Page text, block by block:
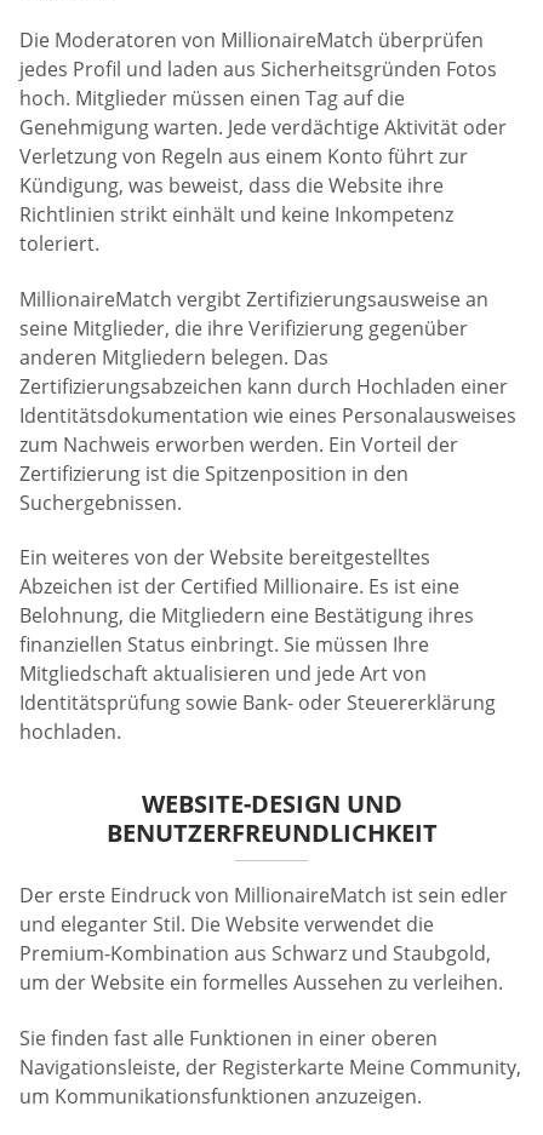
Die Moderatoren von MillionaireMatch überprüfen
jedes Profil und laden aus Sicherheitsgründen Fotos
hoch. Mitglieder müssen einen Tag auf die
Genehmigung warten. Jede verdächtige Aktivität oder
Verletzung von Regeln aus einem Konto führt zur
Kündigung, was beweist, dass die Website ihre
Richtlinien strikt einhält und keine Inkompetenz
toleriert.
MillionaireMatch vergibt Zertifizierungsausweise an
seine Mitglieder, die ihre Verifizierung gegenüber
anderen Mitgliedern belegen. Das
Zertifizierungsabzeichen kann durch Hochladen einer
Identitätsdokumentation wie eines Personalausweises
zum Nachweis erworben werden. Ein Vorteil der
Zertifizierung ist die Spitzenposition in den
Suchergebnissen.
Ein weiteres von der Website bereitgestelltes
Abzeichen ist der Certified Millionaire. Es ist eine
Belohnung, die Mitgliedern eine Bestätigung ihres
finanziellen Status einbringt. Sie müssen Ihre
Mitgliedschaft aktualisieren und jede Art von
Identitätsprüfung sowie Bank- oder Steuererklärung
hochladen.
WEBSITE-DESIGN UND
BENUTZERFREUNDLICHKEIT
Der erste Eindruck von MillionaireMatch ist sein edler
und eleganter Stil. Die Website verwendet die
Premium-Kombination aus Schwarz und Staubgold,
um der Website ein formelles Aussehen zu verleihen.
Sie finden fast alle Funktionen in einer oberen
Navigationsleiste, der Registerkarte Meine Community,
um Kommunikationsfunktionen anzuzeigen.